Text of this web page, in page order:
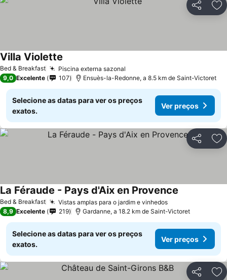
Partilhar
Bed & Breakfast Piscina externa sazonal
Villa Violette
9,0 Excelente 107 Ensuès-la-Redonne, a 8.5 km de Saint-Victoret
Selecione as datas para ver os preços
exatos.
Ver preços
Partilhar
Bed & Breakfast Vistas amplas para o jardim e vinhedosVer preços
La Féraude - Pays d'Aix en Provence
8,9 Excelente 219 Gardanne, a 18.2 km de Saint-Victoret
Selecione as datas para ver os preços
exatos.
Ver preços
Partilhar